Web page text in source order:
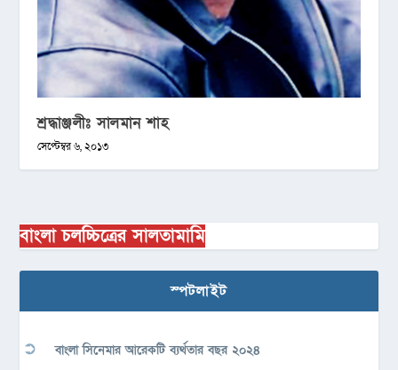
শ্রদ্ধাঞ্জলীঃ সালমান শাহ
সেপ্টেম্বর ৬, ২০১৩
বাংলা চলচ্চিত্রের সালতামামি
স্পটলাইট
বাংলা সিনেমার আরেকটি ব্যর্থতার বছর ২০২৪